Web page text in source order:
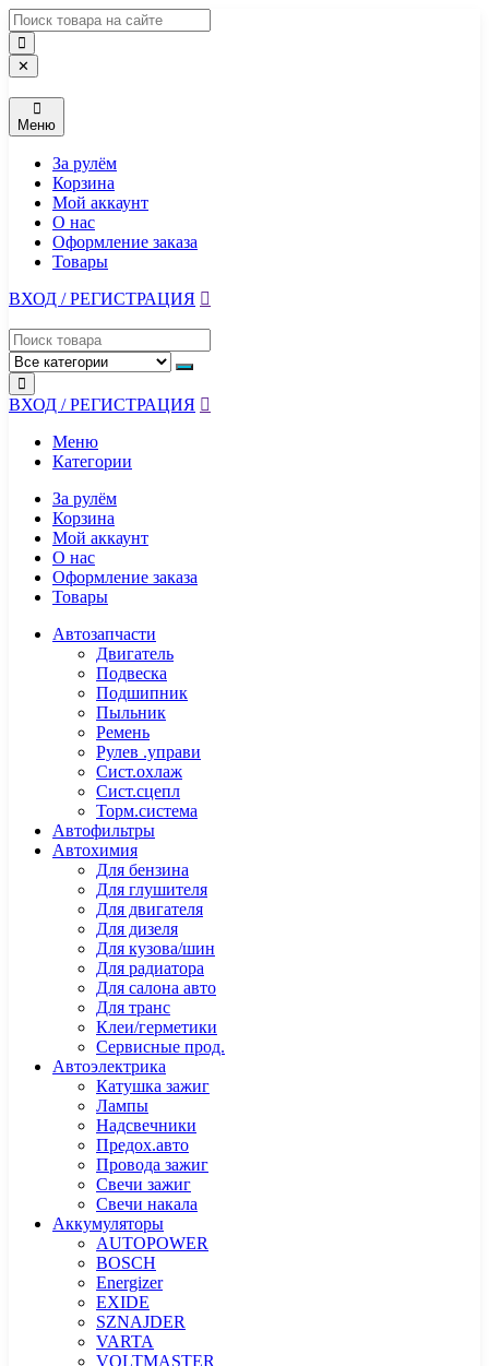
Перейти
к
содержимому
✕
Меню
За рулём
Корзина
Мой аккаунт
О нас
Оформление заказа
Товары
ВХОД / РЕГИСТРАЦИЯ
ВХОД / РЕГИСТРАЦИЯ
Меню
Категории
За рулём
Корзина
Мой аккаунт
О нас
Оформление заказа
Товары
Автозапчасти
Двигатель
Подвеска
Подшипник
Пыльник
Ремень
Рулев .управи
Сист.охлаж
Сист.сцепл
Торм.система
Автофильтры
Автохимия
Для бензина
Для глушителя
Для двигателя
Для дизеля
Для кузова/шин
Для радиатора
Для салона авто
Для транс
Клеи/герметики
Сервисные прод.
Автоэлектрика
Катушка зажиг
Лампы
Надсвечники
Предох.авто
Провода зажиг
Свечи зажиг
Свечи накала
Аккумуляторы
AUTOPOWER
BOSCH
Energizer
EXIDE
SZNAJDER
VARTA
VOLTMASTER